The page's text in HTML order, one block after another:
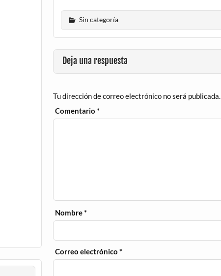
Sin categoría
Deja una respuesta
Tu dirección de correo electrónico no será publicada.
Comentario*
Nombre*
Correo electrónico*